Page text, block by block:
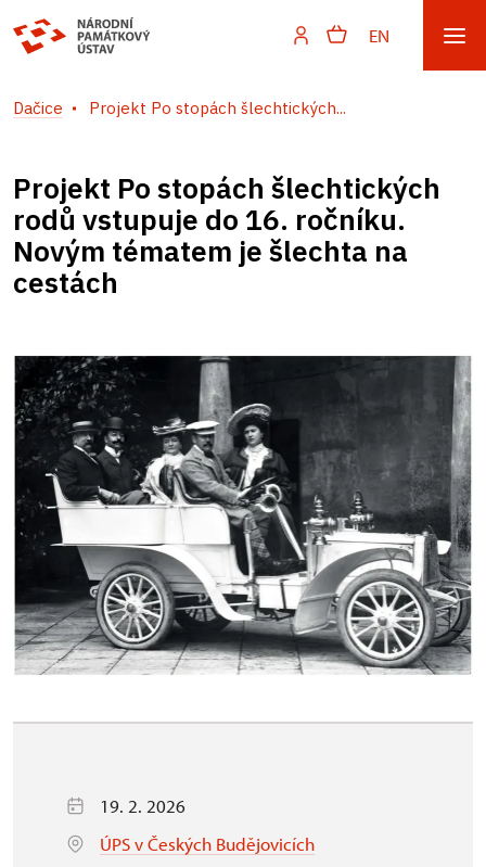
EN
Dačice Projekt Po stopách šlechtických...
Projekt Po stopách šlechtických
rodů vstupuje do 16. ročníku.
Novým tématem je šlechta na
cestách
19. 2. 2026
ÚPS v Českých Budějovicích